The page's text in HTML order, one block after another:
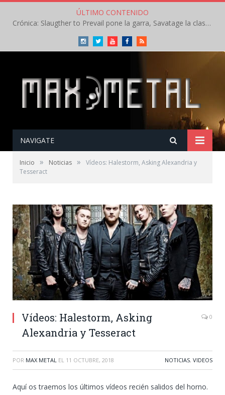
ÚLTIMO CONTENIDO
Crónica: Slaugther to Prevail pone la garra, Savatage la clase en la apertura del Leyendas del Rock – Miércoles – Agosto 2026
InstagramTwitterYoutubeFacebookRSS
NAVIGATE
Inicio » Noticias »
Vídeos: Halestorm, Asking Alexandria y
Tesseract
Vídeos: Halestorm, Asking
Alexandria y Tesseract
0
POR MAX METAL EL 11 OCTUBRE, 2018 NOTICIAS, VIDEOS
Aquí os traemos los últimos vídeos recién salidos del horno.